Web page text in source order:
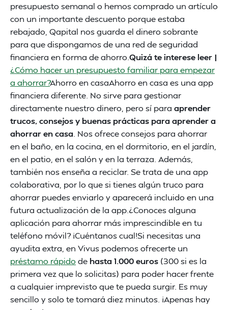
presupuesto semanal o hemos comprado un artículo
con un importante descuento porque estaba
rebajado, Qapital nos guarda el dinero sobrante
para que dispongamos de una red de seguridad
financiera en forma de ahorro. Quizá te interese leer |
¿Cómo hacer un presupuesto familiar para empezar
a ahorrar?Ahorro en casaAhorro en casa es una app
financiera diferente. No sirve para gestionar
directamente nuestro dinero, pero sí para aprender
trucos, consejos y buenas prácticas para aprender a
ahorrar en casa . Nos ofrece consejos para ahorrar
en el baño, en la cocina, en el dormitorio, en el jardín,
en el patio, en el salón y en la terraza. Además,
también nos enseña a reciclar. Se trata de una app
colaborativa, por lo que si tienes algún truco para
ahorrar puedes enviarlo y aparecerá incluido en una
futura actualización de la app.¿Conoces alguna
aplicación para ahorrar más imprescindible en tu
teléfono móvil? ¡Cuéntanos cual!Si necesitas una
ayudita extra, en Vivus podemos ofrecerte un
préstamo rápido de hasta 1.000 euros (300 si es la
primera vez que lo solicitas) para poder hacer frente
a cualquier imprevisto que te pueda surgir. Es muy
sencillo y solo te tomará diez minutos. ¡Apenas hay